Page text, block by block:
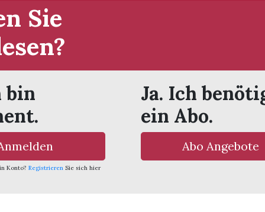
Sie
bin
Konto? Registrieren Sie sich hier
Ja. Ich
ein Abo.
Abo Angebote